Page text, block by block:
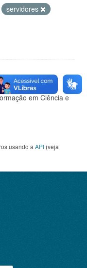
servidores
probatório de
em Ciência e
usando a API (veja